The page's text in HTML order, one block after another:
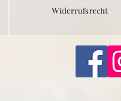
Widerrufsrecht